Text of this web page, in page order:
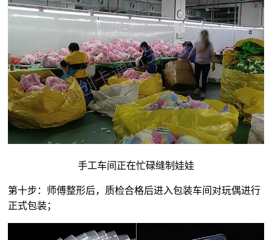
手工车间正在忙碌缝制娃娃
第十步：师傅整形后，质检合格后进入包装车间对玩偶进行
正式包装；